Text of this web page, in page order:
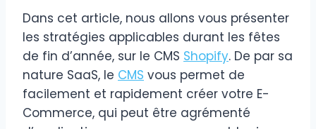
Dans cet article, nous allons vous présenter
les stratégies applicables durant les fêtes
de fin d’année, sur le CMS Shopify. De par sa
nature SaaS, le CMS vous permet de
facilement et rapidement créer votre E-
Commerce, qui peut être agrémenté